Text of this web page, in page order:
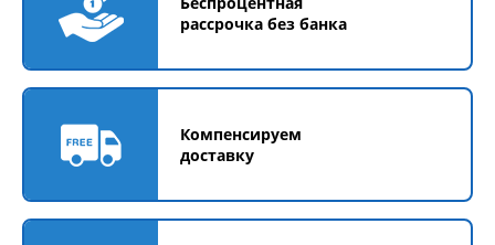
рассрочка без банка
Компенсируем
доставку